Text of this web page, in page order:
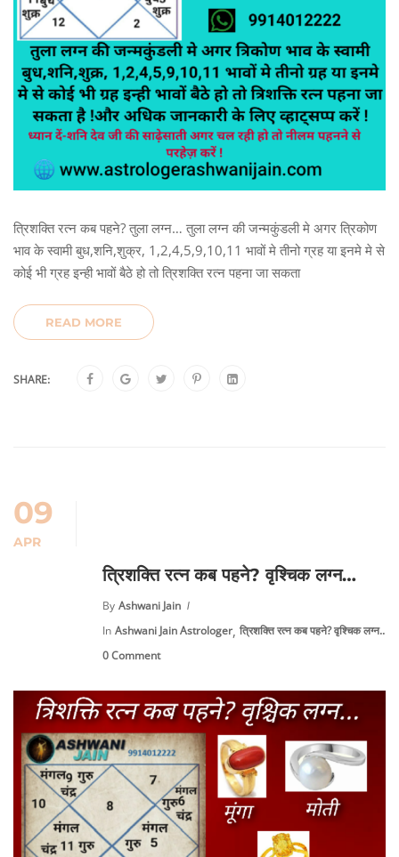
त्रिशक्ति रत्न कब पहने? तुला लग्न… तुला लग्न की जन्मकुंडली मे अगर त्रिकोण
भाव के स्वामी बुध,शनि,शुक्र, 1,2,4,5,9,10,11 भावों मे तीनो ग्रह या इनमे मे से
कोई भी ग्रह इन्ही भावों बैठे हो तो त्रिशक्ति रत्न पहना जा सकता
READ MORE
SHARE:
09
APR
त्रिशक्ति रत्न कब पहने? वृश्चिक लग्न…
By Ashwani Jain
In Ashwani Jain Astrologer, त्रिशक्ति रत्न कब पहने? वृश्चिक लग्न...
0 Comment